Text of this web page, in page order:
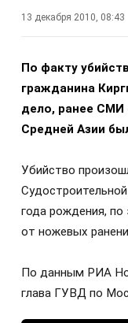
13 декабря 2010, 08:43
По факту
гражданина
дело, ранее СМИ
Средней Азии
Убийство
года рождения, по
от ножевых
По данным РИА
глава ГУВД по